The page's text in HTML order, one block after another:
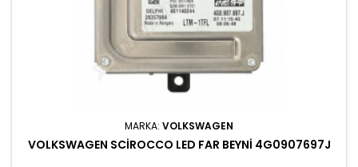
MARKA: VOLKSWAGEN
VOLKSWAGEN SCIROCCO LED FAR BEYNI 4G0907697J